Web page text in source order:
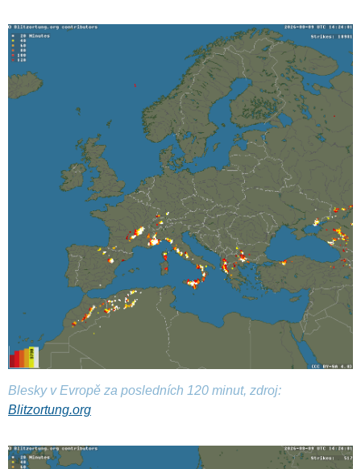
Blesky v Evropě za posledních 120 minut, zdroj:
Blitzortung.org